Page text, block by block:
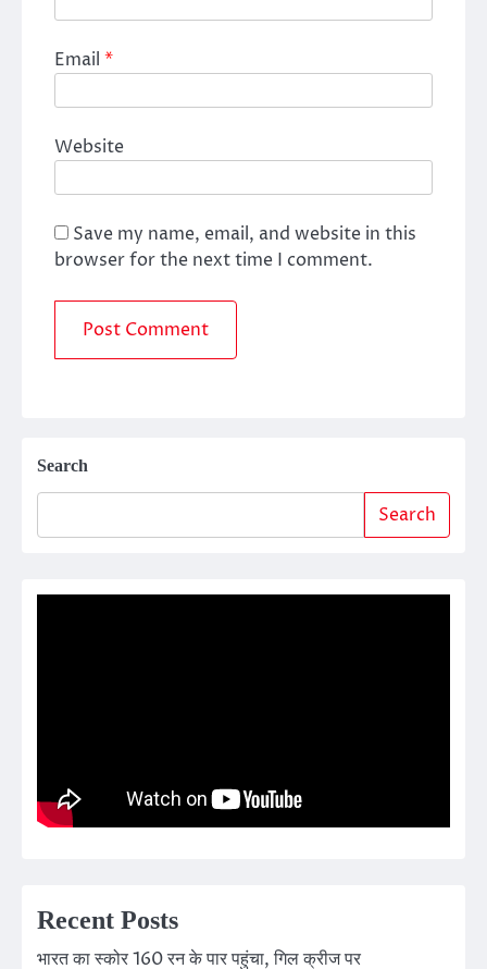
Email *
Website
Save my name, email, and website in this
browser for the next time I comment.
Search
Search
Recent Posts
भारत का स्कोर 160 रन के पार पहुंचा, गिल क्रीज पर